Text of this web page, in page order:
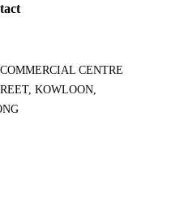
CENTRE
KOWLOON,